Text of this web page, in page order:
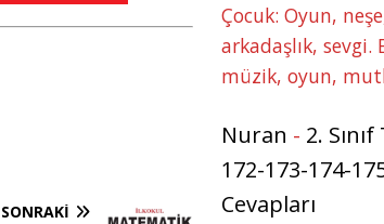
SONRAKI
Çocuk: Oyun,
arkadaşlık, sevgi.
müzik, oyun,
Nuran - 2.
172-173-174-
Cevapları